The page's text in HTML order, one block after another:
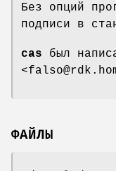
Без опций
подписи в
cas был
ФАЙЛЫ